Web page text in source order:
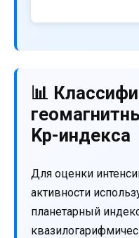
📊
Kp-индекса
Для оценки
активности
планетарный